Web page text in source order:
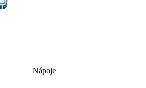
Nápoje